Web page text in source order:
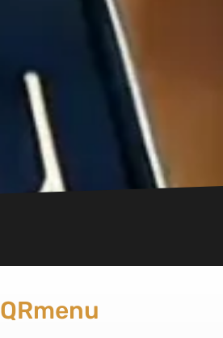
QRmenu - תפריט דיגיטלי לעסק